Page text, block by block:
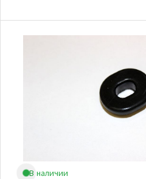
В наличии